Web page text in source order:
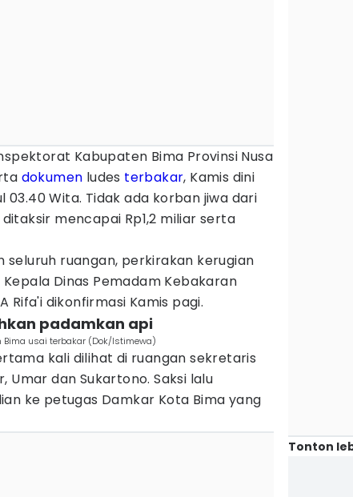
Kabupaten Bima Provinsi Nusa
dokumen ludes terbakar, Kamis dini
Wita. Tidak ada korban jiwa dari
mencapai Rp1,2 miliar serta
seluruh ruangan, perkirakan kerugian
Kepala Dinas Pemadam Kebakaran
Rifa'i dikonfirmasi Kamis pagi.
padamkan api
Bima usai terbakar (Dok/Istimewa)
kali dilihat di ruangan sekretaris
dan Sukartono. Saksi lalu
ke petugas Damkar Kota Bima yang
Tonton